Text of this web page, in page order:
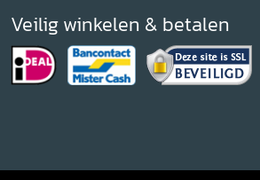
Veilig winkelen & betalen